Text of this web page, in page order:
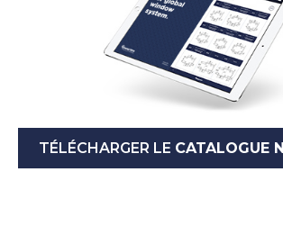
TÉLÉCHARGER LE CATALOGUE